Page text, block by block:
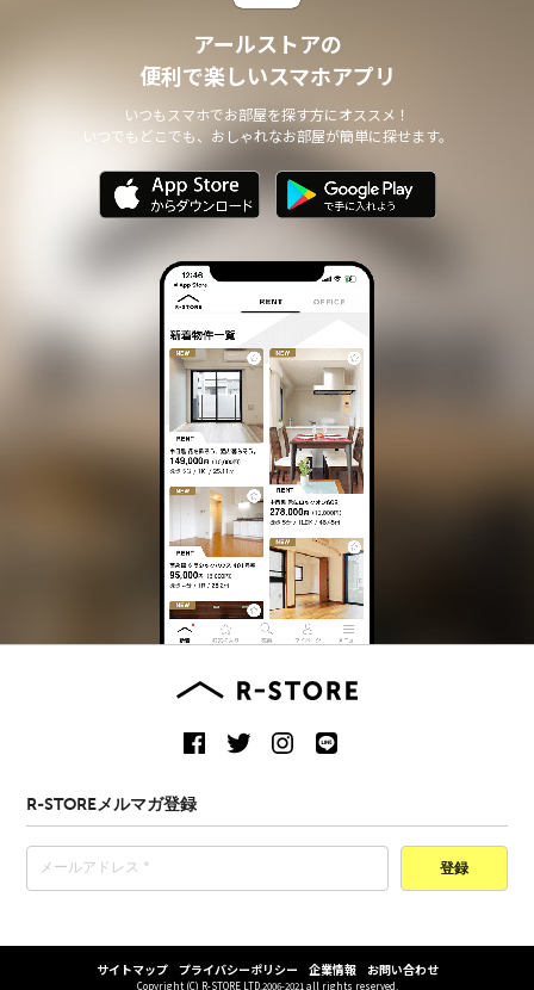
アールストアの
便利で楽しいスマホアプリ
いつもスマホでお部屋を探す方にオススメ！
いつでもどこでも、おしゃれなお部屋が簡単に探せます。
R-STOREメルマガ登録
登録
サイトマップ プライバシーポリシー 企業情報 お問い合わせ
Copyright (C) R-STORE LTD.2006-2021 all rights reserved.